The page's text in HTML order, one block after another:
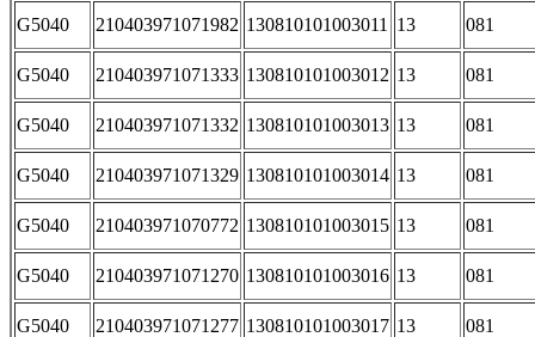
G5040 210403971071982 130810101003011 13 081
G5040 210403971071333 130810101003012 13 081
G5040 210403971071332 130810101003013 13 081
G5040 210403971071329 130810101003014 13 081
G5040 210403971070772 130810101003015 13 081
G5040 210403971071270 130810101003016 13 081
G5040 210403971071277 130810101003017 13 081